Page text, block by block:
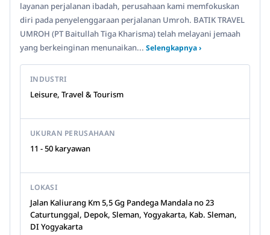
layanan perjalanan ibadah, perusahaan kami memfokuskan
diri pada penyelenggaraan perjalanan Umroh. BATIK TRAVEL
UMROH (PT Baitullah Tiga Kharisma) telah melayani jemaah
yang berkeinginan menunaikan... Selengkapnya ›
INDUSTRI
Leisure, Travel & Tourism
UKURAN PERUSAHAAN
11 - 50 karyawan
LOKASI
Jalan Kaliurang Km 5,5 Gg Pandega Mandala no 23
Caturtunggal, Depok, Sleman, Yogyakarta, Kab. Sleman,
DI Yogyakarta